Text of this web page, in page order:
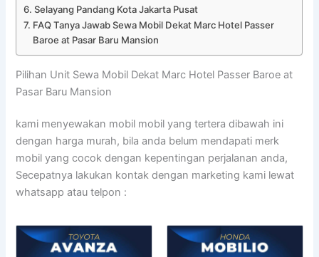
Selayang Pandang Kota Jakarta Pusat
FAQ Tanya Jawab Sewa Mobil Dekat Marc Hotel Passer
Baroe at Pasar Baru Mansion
Pilihan Unit Sewa Mobil Dekat Marc Hotel Passer Baroe at
Pasar Baru Mansion
kami menyewakan mobil mobil yang tertera dibawah ini
dengan harga murah, bila anda belum mendapati merk
mobil yang cocok dengan kepentingan perjalanan anda,
Secepatnya lakukan kontak dengan marketing kami lewat
whatsapp atau telpon :